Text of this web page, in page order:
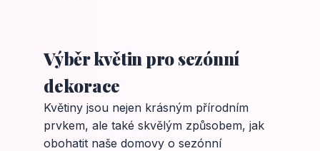
Výběr květin pro sezónní
dekorace
Květiny jsou nejen krásným přírodním
prvkem, ale také skvělým způsobem, jak
obohatit naše domovy o sezónní